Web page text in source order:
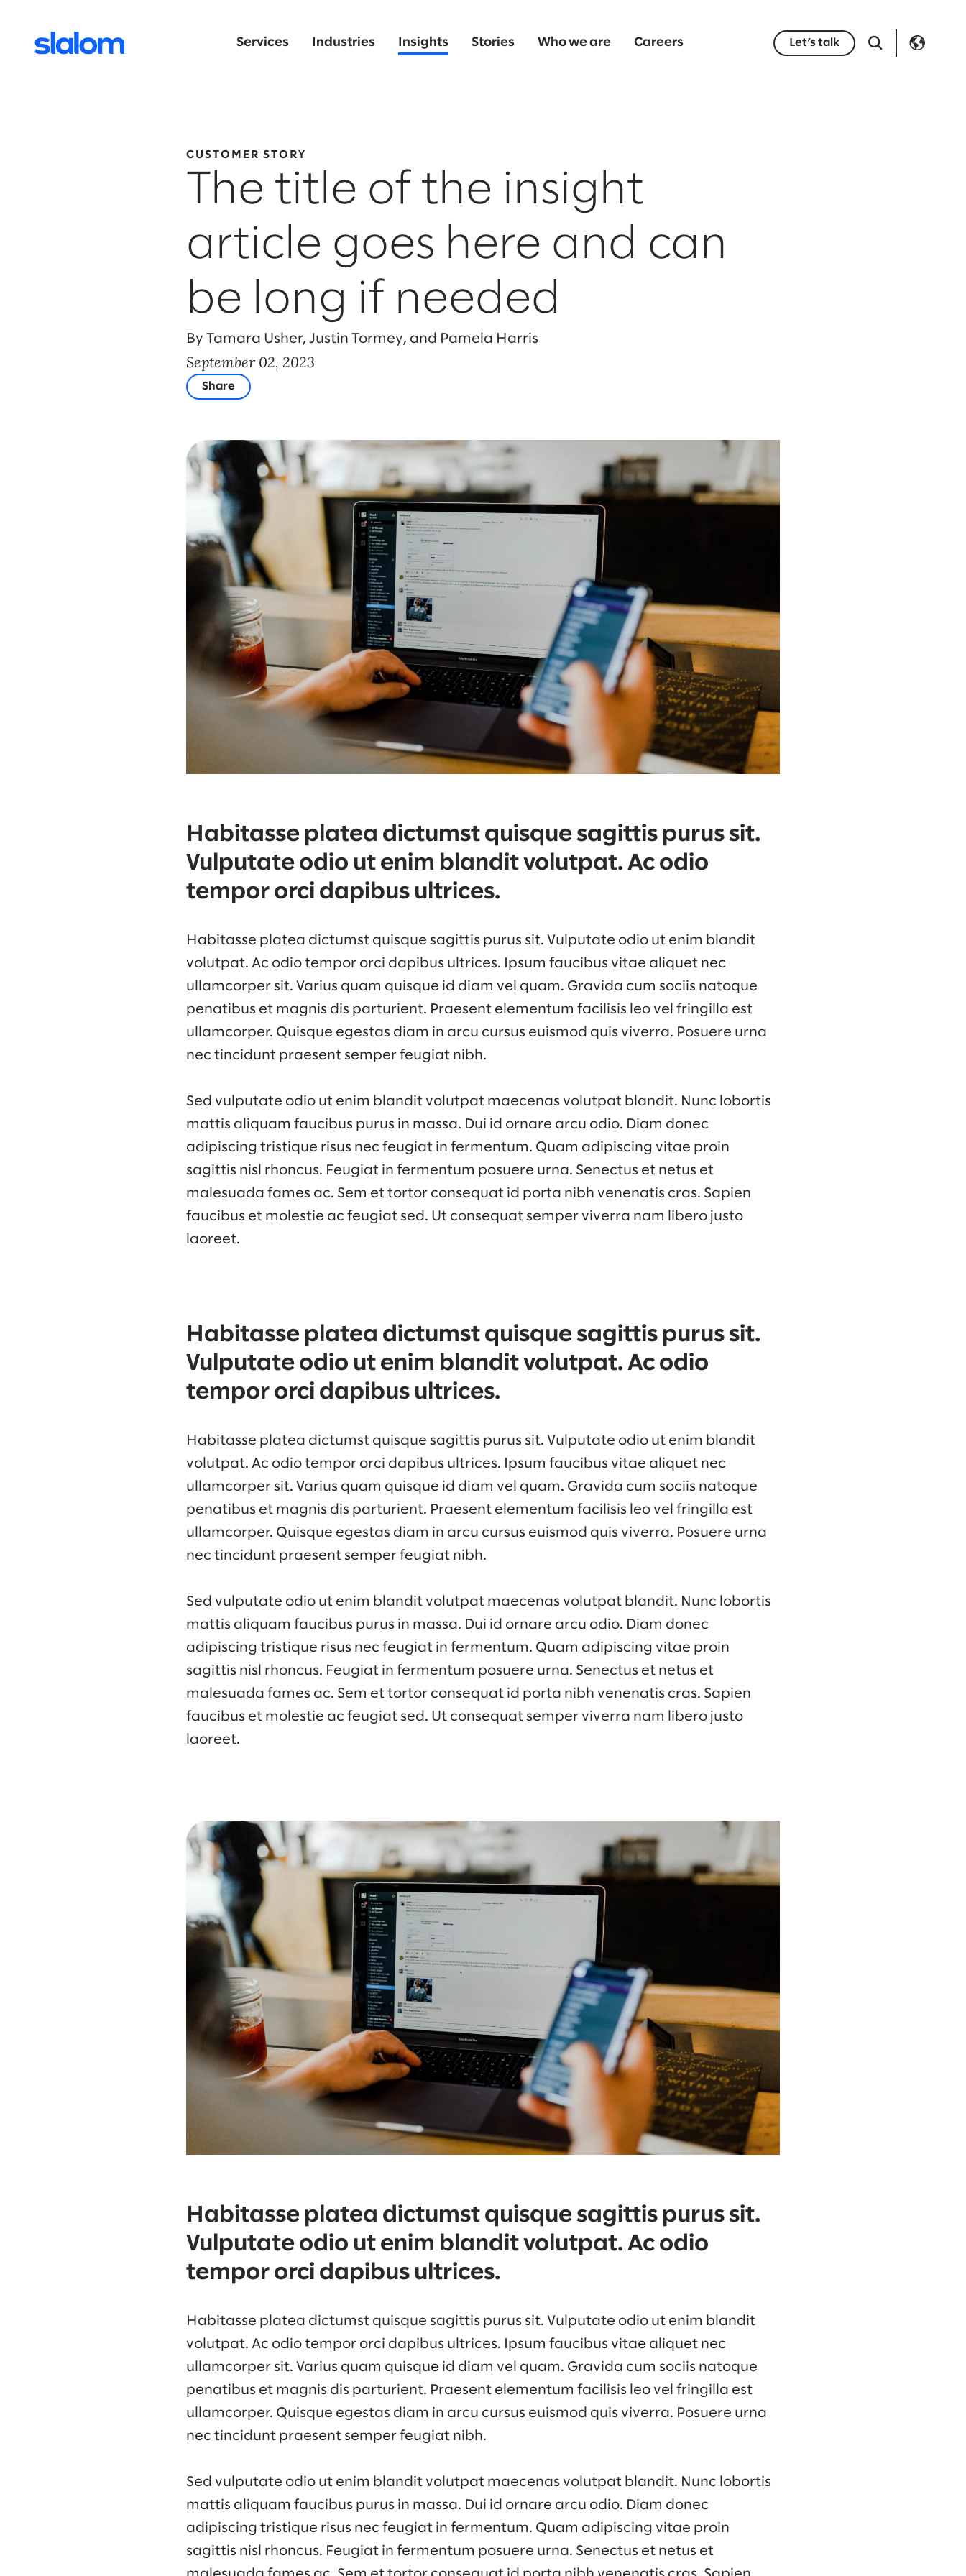
Services Industries Insights Stories Who we are Careers Let’s talk
CUSTOMER STORY
The title of the insight
article goes here and can
be long if needed
By Tamara Usher, Justin Tormey, and Pamela Harris
September 02, 2023
Share
Habitasse platea dictumst quisque sagittis purus sit.
Vulputate odio ut enim blandit volutpat. Ac odio
tempor orci dapibus ultrices.
Habitasse platea dictumst quisque sagittis purus sit. Vulputate odio ut enim blandit
volutpat. Ac odio tempor orci dapibus ultrices. Ipsum faucibus vitae aliquet nec
ullamcorper sit. Varius quam quisque id diam vel quam. Gravida cum sociis natoque
penatibus et magnis dis parturient. Praesent elementum facilisis leo vel fringilla est
ullamcorper. Quisque egestas diam in arcu cursus euismod quis viverra. Posuere urna
nec tincidunt praesent semper feugiat nibh.
Sed vulputate odio ut enim blandit volutpat maecenas volutpat blandit. Nunc lobortis
mattis aliquam faucibus purus in massa. Dui id ornare arcu odio. Diam donec
adipiscing tristique risus nec feugiat in fermentum. Quam adipiscing vitae proin
sagittis nisl rhoncus. Feugiat in fermentum posuere urna. Senectus et netus et
malesuada fames ac. Sem et tortor consequat id porta nibh venenatis cras. Sapien
faucibus et molestie ac feugiat sed. Ut consequat semper viverra nam libero justo
laoreet.
Habitasse platea dictumst quisque sagittis purus sit.
Vulputate odio ut enim blandit volutpat. Ac odio
tempor orci dapibus ultrices.
Habitasse platea dictumst quisque sagittis purus sit. Vulputate odio ut enim blandit
volutpat. Ac odio tempor orci dapibus ultrices. Ipsum faucibus vitae aliquet nec
ullamcorper sit. Varius quam quisque id diam vel quam. Gravida cum sociis natoque
penatibus et magnis dis parturient. Praesent elementum facilisis leo vel fringilla est
ullamcorper. Quisque egestas diam in arcu cursus euismod quis viverra. Posuere urna
nec tincidunt praesent semper feugiat nibh.
Sed vulputate odio ut enim blandit volutpat maecenas volutpat blandit. Nunc lobortis
mattis aliquam faucibus purus in massa. Dui id ornare arcu odio. Diam donec
adipiscing tristique risus nec feugiat in fermentum. Quam adipiscing vitae proin
sagittis nisl rhoncus. Feugiat in fermentum posuere urna. Senectus et netus et
malesuada fames ac. Sem et tortor consequat id porta nibh venenatis cras. Sapien
faucibus et molestie ac feugiat sed. Ut consequat semper viverra nam libero justo
laoreet.
Habitasse platea dictumst quisque sagittis purus sit.
Vulputate odio ut enim blandit volutpat. Ac odio
tempor orci dapibus ultrices.
Habitasse platea dictumst quisque sagittis purus sit. Vulputate odio ut enim blandit
volutpat. Ac odio tempor orci dapibus ultrices. Ipsum faucibus vitae aliquet nec
ullamcorper sit. Varius quam quisque id diam vel quam. Gravida cum sociis natoque
penatibus et magnis dis parturient. Praesent elementum facilisis leo vel fringilla est
ullamcorper. Quisque egestas diam in arcu cursus euismod quis viverra. Posuere urna
nec tincidunt praesent semper feugiat nibh.
Sed vulputate odio ut enim blandit volutpat maecenas volutpat blandit. Nunc lobortis
mattis aliquam faucibus purus in massa. Dui id ornare arcu odio. Diam donec
adipiscing tristique risus nec feugiat in fermentum. Quam adipiscing vitae proin
sagittis nisl rhoncus. Feugiat in fermentum posuere urna. Senectus et netus et